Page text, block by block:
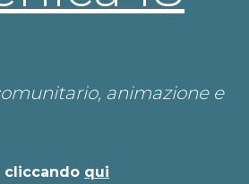
animazione e
cliccando qui